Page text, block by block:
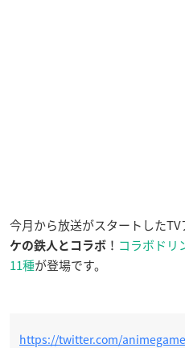
今月から放送がスタートした
ケの鉄人とコラボ ！ コラボドリ
11種が登場です。
https://twitter.com/